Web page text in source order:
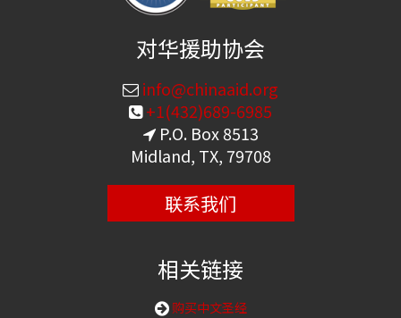
对华援助协会
info@chinaaid.org
+1(432)689-6985
P.O. Box 8513
Midland, TX, 79708
联系我们
相关链接
购买中文圣经